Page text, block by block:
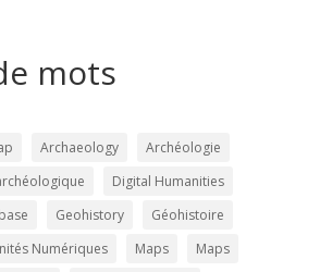
mots
Archaeology
Archéologie
Digital Humanities
Geohistory
Géohistoire
Numériques Maps
Maps